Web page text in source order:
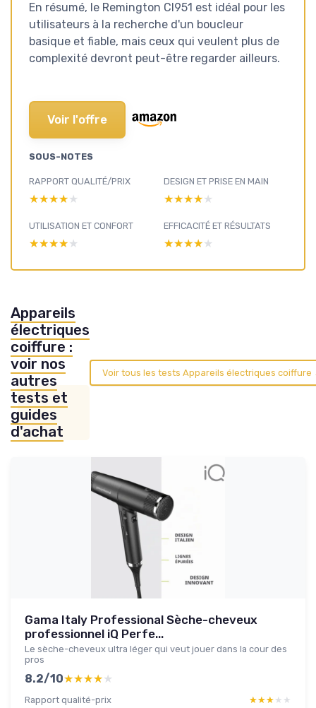
En résumé, le Remington CI951 est idéal pour les
utilisateurs à la recherche d'un boucleur
basique et fiable, mais ceux qui veulent plus de
complexité devront peut-être regarder ailleurs.
Voir l'offre
SOUS-NOTES
RAPPORT QUALITÉ/PRIX
★★★★★
★★★★★
DESIGN ET PRISE EN MAIN
★★★★★
★★★★★
UTILISATION ET CONFORT
★★★★★
★★★★★
EFFICACITÉ ET RÉSULTATS
★★★★★
★★★★★
Appareils
électriques
coiffure :
voir nos
autres
tests et
guides
d'achat
Voir tous les tests Appareils électriques
Gama Italy Professional Sèche-cheveux
professionnel iQ Perfe...
Le sèche-cheveux ultra léger qui veut jouer dans la cour des
pros
8.2/10★★★★★
★★★★★
Rapport qualité-prix ★★★★★
★★★★★